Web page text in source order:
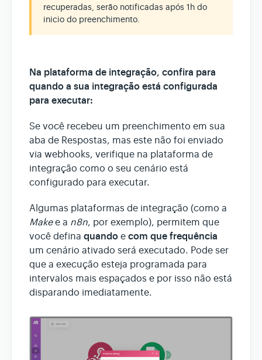
recuperadas, serão notificadas após 1h do
inicio do preenchimento.
Na plataforma de integração, confira para
quando a sua integração está configurada
para executar:
Se você recebeu um preenchimento em sua
aba de Respostas, mas este não foi enviado
via webhooks, verifique na plataforma de
integração como o seu cenário está
configurado para executar.
Algumas plataformas de integração (como a
Makee a n8n, por exemplo), permitem que
você defina quando e com que frequência
um cenário ativado será executado. Pode ser
que a execução esteja programada para
intervalos mais espaçados e por isso não está
disparando imediatamente.